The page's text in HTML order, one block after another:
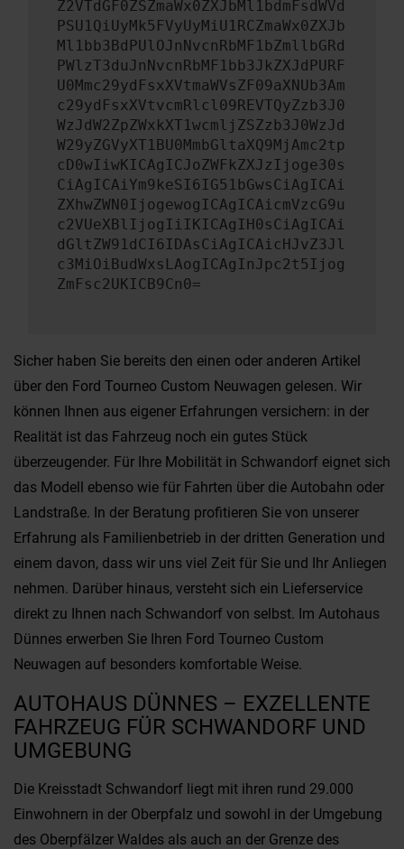
Z2VTdGF0ZSZmaWx0ZXJbMl1bdmFsdWVd
PSU1QiUyMk5FVyUyMiU1RCZmaWx0ZXJb
Ml1bb3BdPUlOJnNvcnRbMF1bZmllbGRd
PWlzT3duJnNvcnRbMF1bb3JkZXJdPURF
U0Mmc29ydFsxXVtmaWVsZF09aXNUb3Am
c29ydFsxXVtvcmRlcl09REVTQyZzb3J0
WzJdW2ZpZWxkXT1wcmljZSZzb3J0WzJd
W29yZGVyXT1BU0MmbGltaXQ9MjAmc2tp
cD0wIiwKICAgICJoZWFkZXJzIjoge30s
CiAgICAiYm9keSI6IG51bGwsCiAgICAi
ZXhwZWN0IjogewogICAgICAicmVzcG9u
c2VUeXBlIjogIiIKICAgIH0sCiAgICAi
dGltZW91dCI6IDAsCiAgICAicHJvZ3Jl
c3MiOiBudWxsLAogICAgInJpc2t5Ijog
ZmFsc2UKICB9Cn0=
Sicher haben Sie bereits den einen oder anderen Artikel
über den Ford Tourneo Custom Neuwagen gelesen. Wir
können Ihnen aus eigener Erfahrungen versichern: in der
Realität ist das Fahrzeug noch ein gutes Stück
überzeugender. Für Ihre Mobilität in Schwandorf eignet sich
das Modell ebenso wie für Fahrten über die Autobahn oder
Landstraße. In der Beratung profitieren Sie von unserer
Erfahrung als Familienbetrieb in der dritten Generation und
einem davon, dass wir uns viel Zeit für Sie und Ihr Anliegen
nehmen. Darüber hinaus, versteht sich ein Lieferservice
direkt zu Ihnen nach Schwandorf von selbst. Im Autohaus
Dünnes erwerben Sie Ihren Ford Tourneo Custom
Neuwagen auf besonders komfortable Weise.
AUTOHAUS DÜNNES – EXZELLENTE
FAHRZEUG FÜR SCHWANDORF UND
UMGEBUNG
Die Kreisstadt Schwandorf liegt mit ihren rund 29.000
Einwohnern in der Oberpfalz und sowohl in der Umgebung
des Oberpfälzer Waldes als auch an der Grenze des